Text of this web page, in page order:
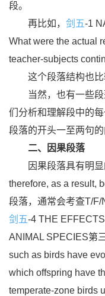
段。
再比如， 剑五-1
What were the actual
teacher-subjects
这个段落结构也比
当然，也有一些段
们分析和理解段中的
段落的开头一至两句
二、因果段落
因果段落具有明显
therefore, as a result,
段落，通常会考查T/F/
剑五-4 THE
ANIMAL SPECIES第
such as birds have
which offspring have
temperate-zone birds